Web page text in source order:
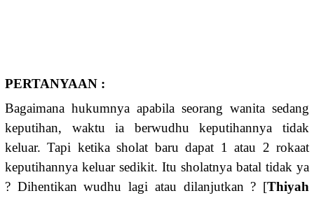
PERTANYAAN :
Bagaimana hukumnya apabila seorang wanita sedang
keputihan, waktu ia berwudhu keputihannya tidak
keluar. Tapi ketika sholat baru dapat 1 atau 2 rokaat
keputihannya keluar sedikit. Itu sholatnya batal tidak ya
? Dihentikan wudhu lagi atau dilanjutkan ? [Thiyah